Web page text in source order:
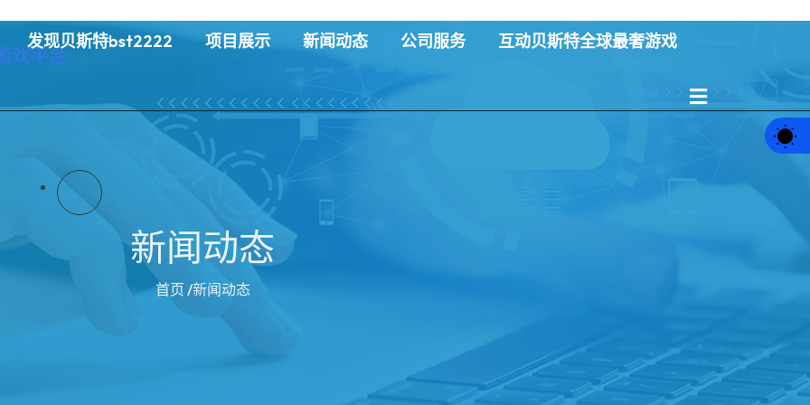
发现贝斯特bst2222 项目展示 新闻动态 公司服务 互动贝斯特全球最奢游戏
新闻动态
首页 /新闻动态